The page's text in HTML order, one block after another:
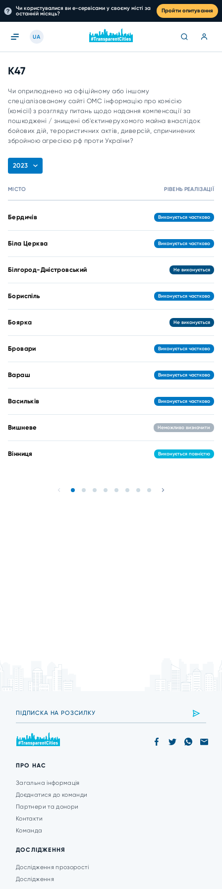
Чи користувалися ви е-сервісами у своєму місті за
останній місяць?
Пройти опитування
UA
K47
Чи оприлюднено на офіційному або іншому
спеціалізованому сайті ОМС інформацію про комісію
(комісії) з розгляду питань щодо надання компенсації за
пошкоджені / знищені об'єктинерухомого майна внаслідок
бойових дій, терористичних актів, диверсій, спричинених
збройною агресією рф проти України?
2023
МІСТО РІВЕНЬ РЕАЛІЗАЦІЇ
Бердичів Виконується частково
Біла Церква Виконується частково
Білгород-Дністровський Не виконується
Бориспіль Виконується частково
Боярка Не виконується
Бровари Виконується частково
Вараш Виконується частково
Васильків Виконується частково
Вишневе Неможливо визначити
Вінниця Виконується повністю
ПРО НАС
Загальна інформація
Доєднатися до команди
Партнери та донори
Контакти
Команда
ДОСЛІДЖЕННЯ
Дослідження прозорості
Дослідження